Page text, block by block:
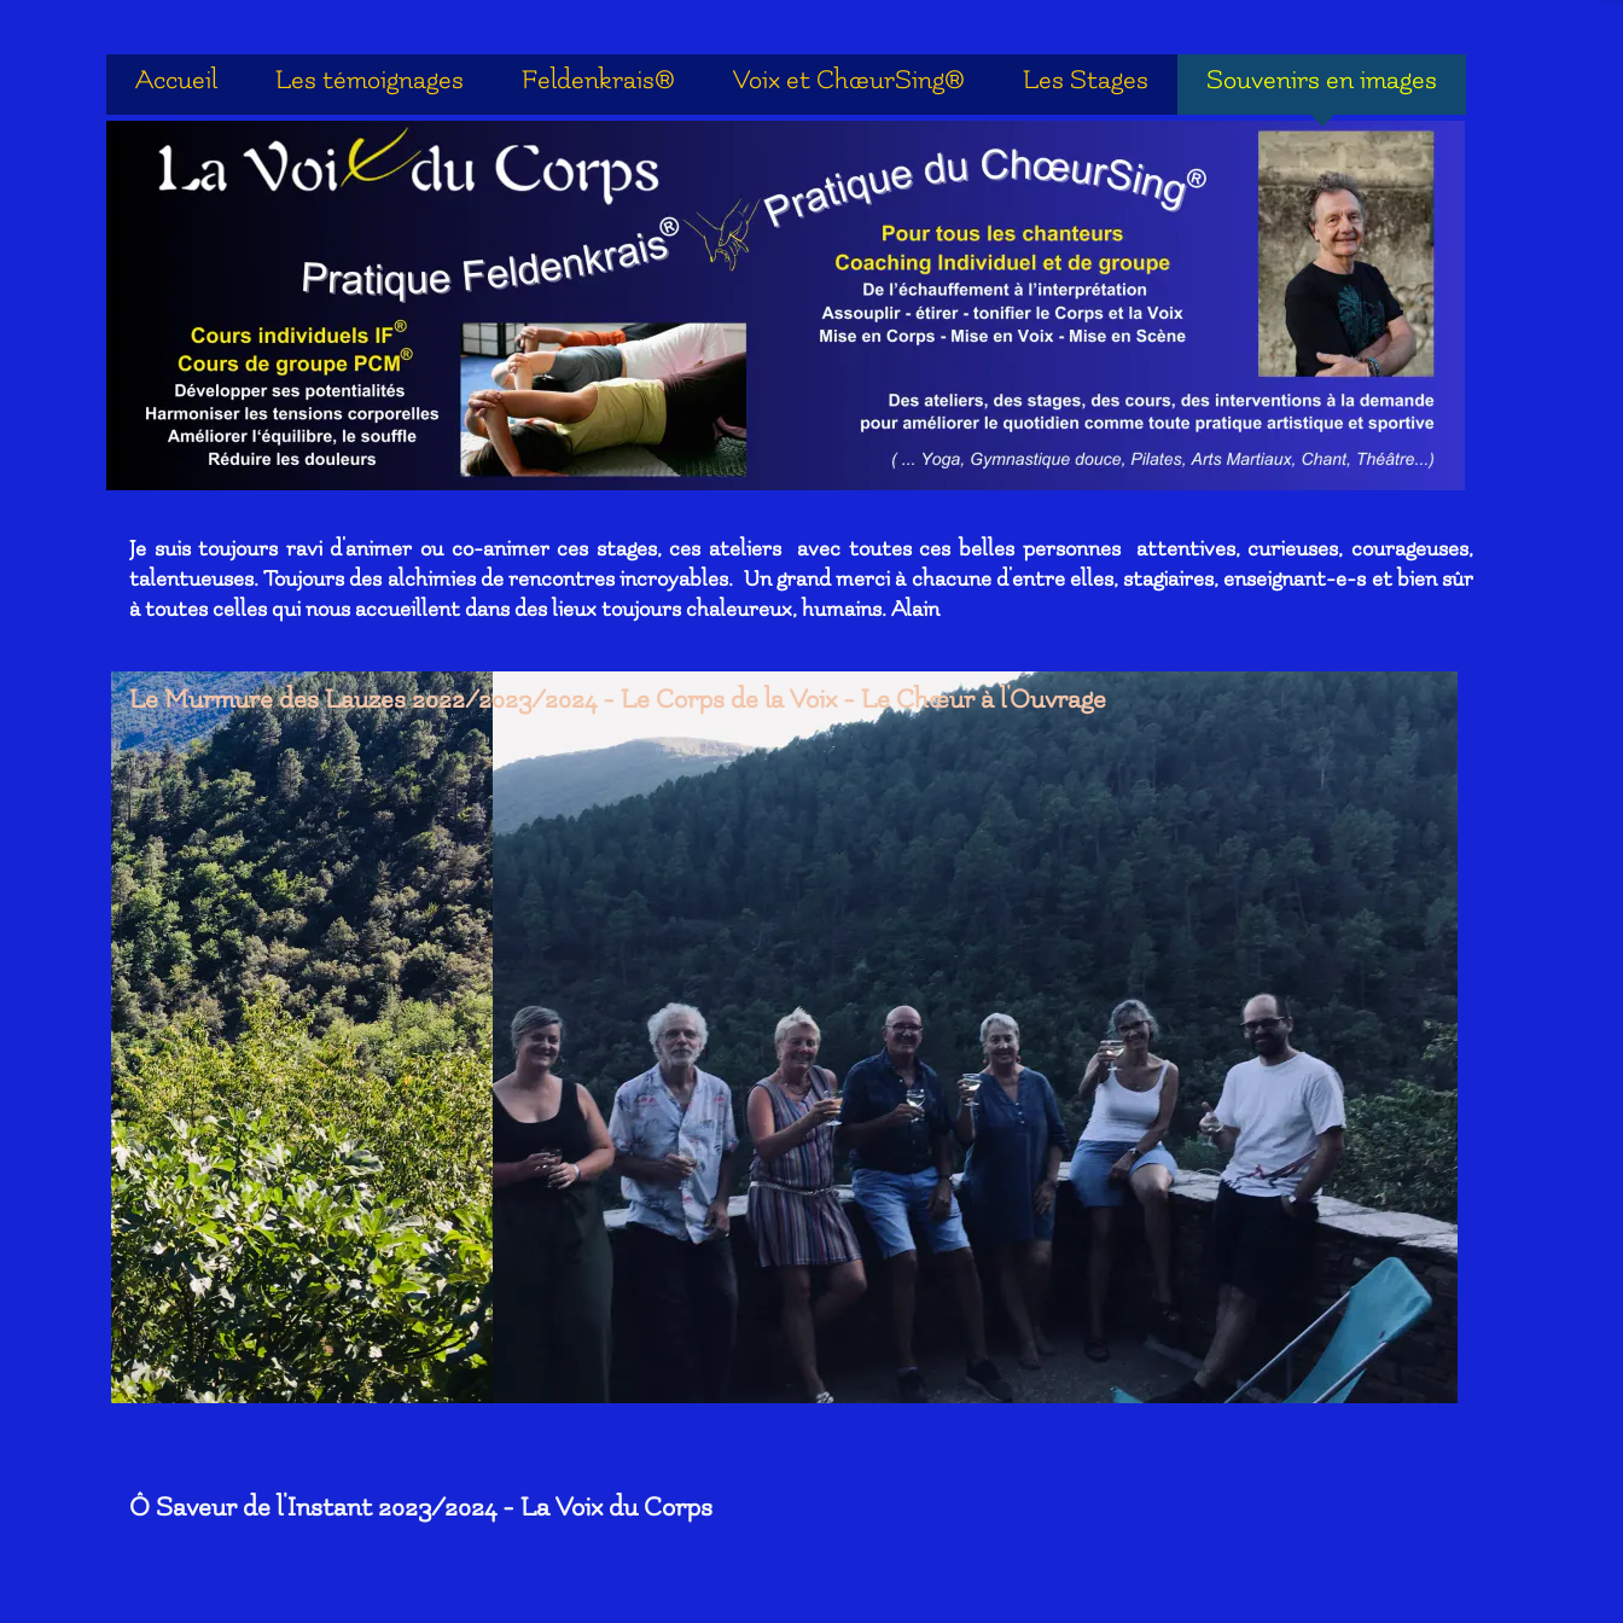
Accueil Les témoignages Feldenkrais® Voix et ChœurSing® Les Stages Souvenirs en images
Accueil Les témoignages Feldenkrais® Voix et ChœurSing® Les Stages Souvenirs en images
 
Je suis toujours ravi d'animer ou co-animer ces stages, ces ateliers avec toutes ces belles personnes attentives, curieuses, courageuses,
talentueuses. Toujours des alchimies de rencontres incroyables. Un grand merci à chacune d'entre elles, stagiaires, enseignant-e-set bien sûr
à toutes celles qui nous accueillent dans des lieux toujours chaleureux, humains. Alain
Le Murmure des Lauzes 2022/2023/2024 - Le Corps de la Voix - Le Chœur à l'Ouvrage
Ô Saveur de l'Instant 2023/2024 - La Voix du Corps